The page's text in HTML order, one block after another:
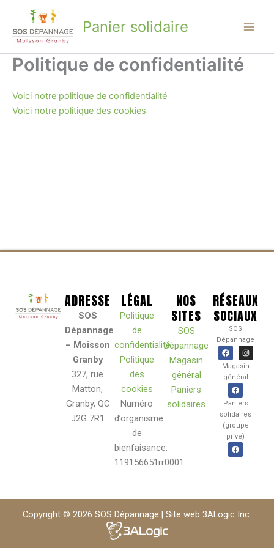
contenu
Panier solidaire
Politique de confidentialité
Voici notre politique de confidentialité
Voici notre politique des cookies
ADRESSE
SOS
Dépannage
– Moisson
Granby
327, rue
Matton,
Granby, QC
J2G 7R1
LÉGAL
Politique
de
confidentialité
Politique
des
cookies
Numéro
d’organisme
de
bienfaisance:
119156651rr0001
NOS
SITES
SOS
Dépannage
Magasin
général
Paniers
solidaires
RÉSEAUX
SOCIAUX
SOS
Dépannage
F
a
c
e
b
o
k
I
n
s
t
a
a
m
Magasin
général
F
a
c
e
b
o
o
k
Paniers
solidaires
(groupe
privé)
F
a
c
Copyright © 2026 SOS Dépannage | Site web 3ALogic Inc.